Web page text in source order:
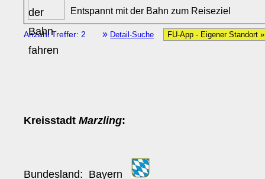
Entspannt mit der Bahn zum Reiseziel
Anzahl Treffer: 2 » Detail-Suche FU-App - Eigener Standort
KreisstadtMarzling:
Bundesland: Bayern